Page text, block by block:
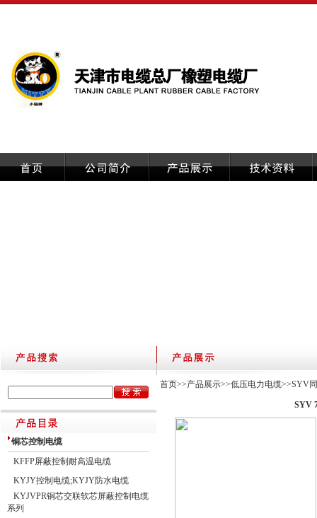
铜芯控制电缆
KFFP屏蔽控制耐高温电缆
KYJY控制电缆;KYJY防水电缆
KYJVPR铜芯交联软芯屏蔽控制电缆
系列
首页>>产品展示>>低压电力电缆>>SYV
SYV